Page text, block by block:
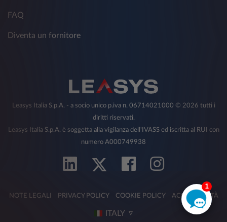
FAQ
Diventa un fornitore
Leasys Italia S.p.A. - a socio unico p.iva n. 06714021000 © 2026 tutti i
diritti riservati.
Leasys Italia S.p.A. è soggetta alla vigilanza dell'IVASS ed iscritta al RUI con
numero A000749938
NOTE LEGALI PRIVACY POLICY COOKIE POLICY ACCESSIBILITÀ
ITALY
1